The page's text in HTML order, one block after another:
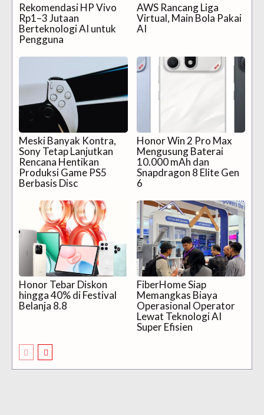
Rekomendasi HP Vivo
Rp1–3 Jutaan
Berteknologi AI untuk
Pengguna
AWS Rancang Liga
Virtual, Main Bola Pakai
AI
Meski Banyak Kontra,
Sony Tetap Lanjutkan
Rencana Hentikan
Produksi Game PS5
Berbasis Disc
Honor Win 2 Pro Max
Mengusung Baterai
10.000 mAh dan
Snapdragon 8 Elite Gen
6
Honor Tebar Diskon
hingga 40% di Festival
Belanja 8.8
FiberHome Siap
Memangkas Biaya
Operasional Operator
Lewat Teknologi AI
Super Efisien